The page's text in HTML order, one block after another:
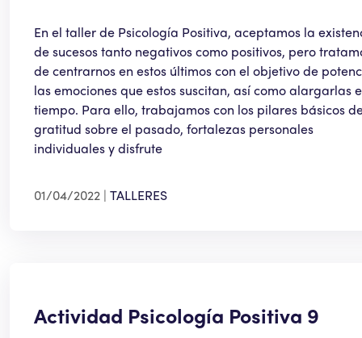
En el taller de Psicología Positiva, aceptamos la
de sucesos tanto negativos como positivos, pero
de centrarnos en estos últimos con el objetivo de
las emociones que estos suscitan, así como alargarlas
tiempo. Para ello, trabajamos con los pilares básicos
gratitud sobre el pasado, fortalezas personales
individuales y disfrute
01/04/2022 TALLERES
Actividad Psicología Positiva 9